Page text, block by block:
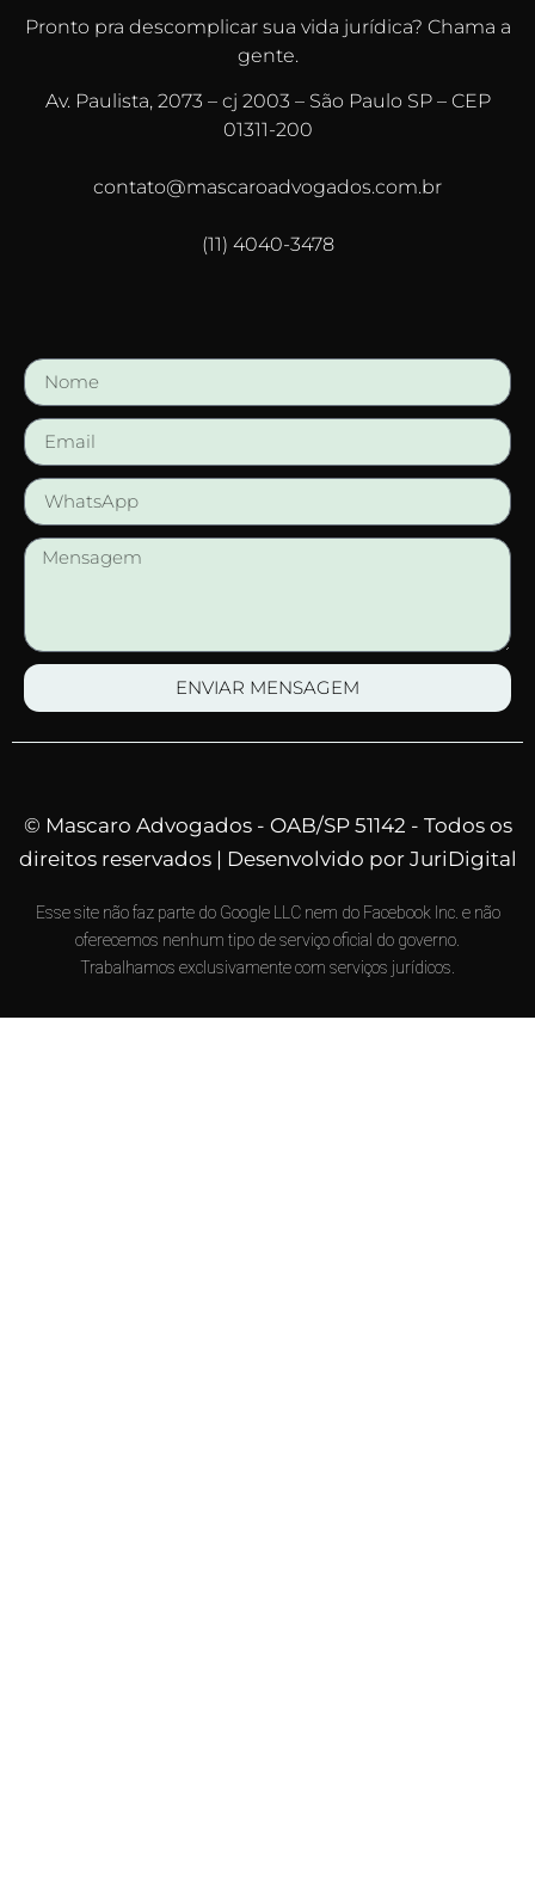
Pronto pra descomplicar sua vida jurídica? Chama a
gente.
Av. Paulista, 2073 – cj 2003 – São Paulo SP – CEP
01311-200
contato@mascaroadvogados.com.br
(11) 4040-3478
ENVIAR MENSAGEM
© Mascaro Advogados - OAB/SP 51142 - Todos os
direitos reservados | Desenvolvido por JuriDigital
Esse site não faz parte do Google LLC nem do Facebook Inc. e não
oferecemos nenhum tipo de serviço oficial do governo.
Trabalhamos exclusivamente com serviços jurídicos.